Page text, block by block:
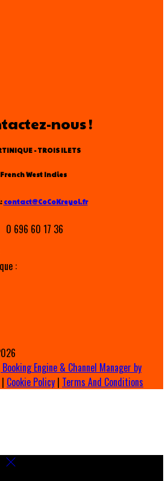
nous !
- TROIS ILETS
French West Indies
contact@CoCoKreyol.fr
0 696 60 17 36
:
Engine & Channel Manager by
| Cookie Policy | Terms And Conditions